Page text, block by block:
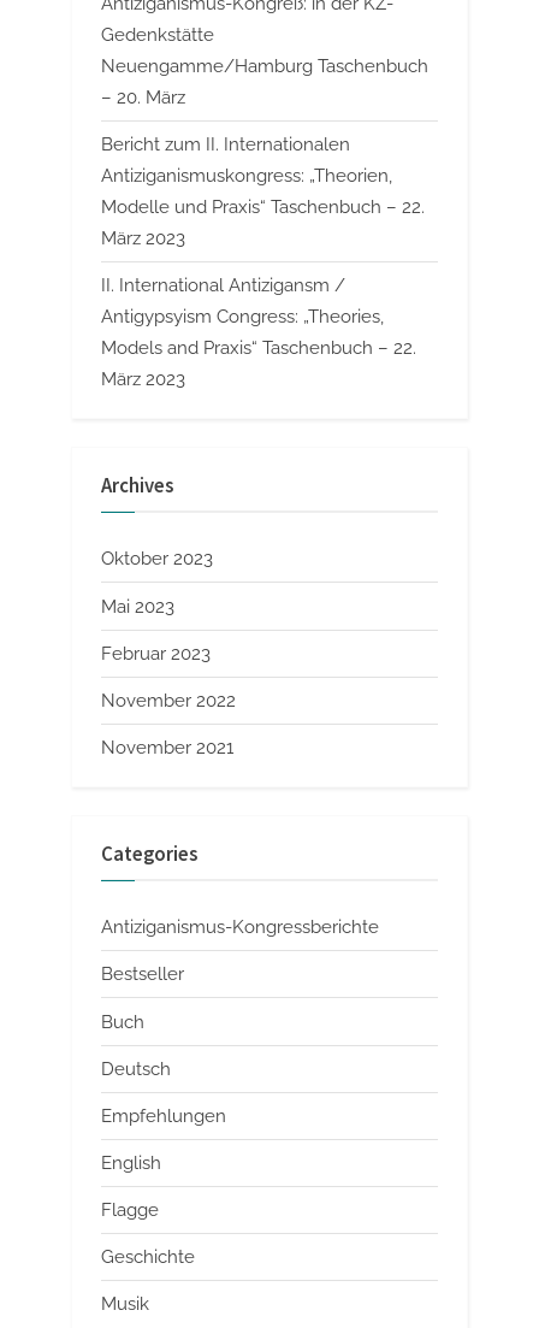
Gedenkstätte
Neuengamme/Hamburg Taschenbuch
– 20. März
Bericht zum II. Internationalen
Antiziganismuskongress: „Theorien,
Modelle und Praxis“ Taschenbuch – 22.
März 2023
II. International Antizigansm /
Antigypsyism Congress: „Theories,
Models and Praxis“ Taschenbuch – 22.
März 2023
Archives
Oktober 2023
Mai 2023
Februar 2023
November 2022
November 2021
Categories
Antiziganismus-Kongressberichte
Bestseller
Buch
Deutsch
Empfehlungen
English
Flagge
Geschichte
Musik